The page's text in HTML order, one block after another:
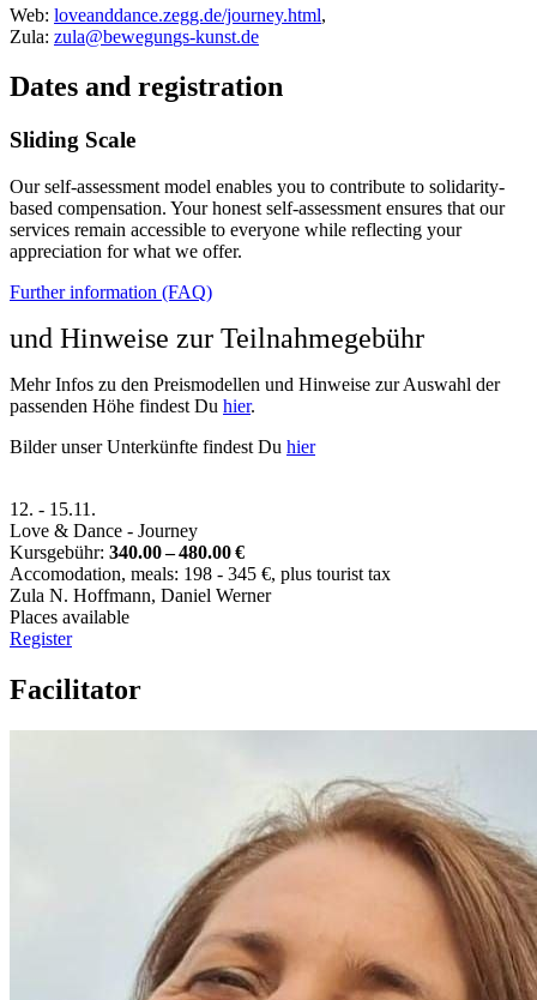
Web: loveanddance.zegg.de/journey.html,
Zula:
Dates and registration
Sliding Scale
Our self-assessment model enables you to contribute to solidarity-
based compensation. Your honest self-assessment ensures that our
services remain accessible to everyone while reflecting your
appreciation for what we offer.
Further information (FAQ)
und Hinweise zur Teilnahmegebühr
Mehr Infos zu den Preismodellen und Hinweise zur Auswahl der
passenden Höhe findest Du hier.
Bilder unser Unterkünfte findest Du hier
12. - 15.11.
Love & Dance - Journey
Kursgebühr: 340.00 – 480.00 €
Accomodation, meals: 198 - 345 €, plus tourist tax
Zula N. Hoffmann, Daniel Werner
Places available
Register
Facilitator